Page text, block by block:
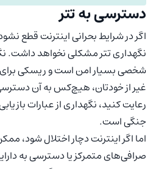
دسترسی به تتر
اگر در شرایط بحرانی اینترنت قطع
نگهداری تتر مشکلی نخواهد داشت.
شخصی بسیار امن است و ریسکی
غیر از خودتان، هیچ‌کس به آن دسترسی
رعایت کنید، نگهداری از عبارات
جنگی است.
اما اگر اینترنت دچار اختلال شود،
صرافی‌های متمرکز یا دسترسی به